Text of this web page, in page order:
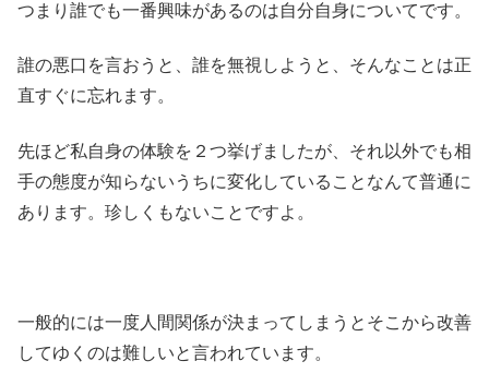
つまり誰でも一番興味があるのは自分自身についてです。
誰の悪口を言おうと、誰を無視しようと、そんなことは正
直すぐに忘れます。
先ほど私自身の体験を２つ挙げましたが、それ以外でも相
手の態度が知らないうちに変化していることなんて普通に
あります。珍しくもないことですよ。
一般的には一度人間関係が決まってしまうとそこから改善
してゆくのは難しいと言われています。